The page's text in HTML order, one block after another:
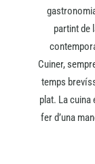
partint de
Cuiner,
temps
plat. La cuina
fer d’una